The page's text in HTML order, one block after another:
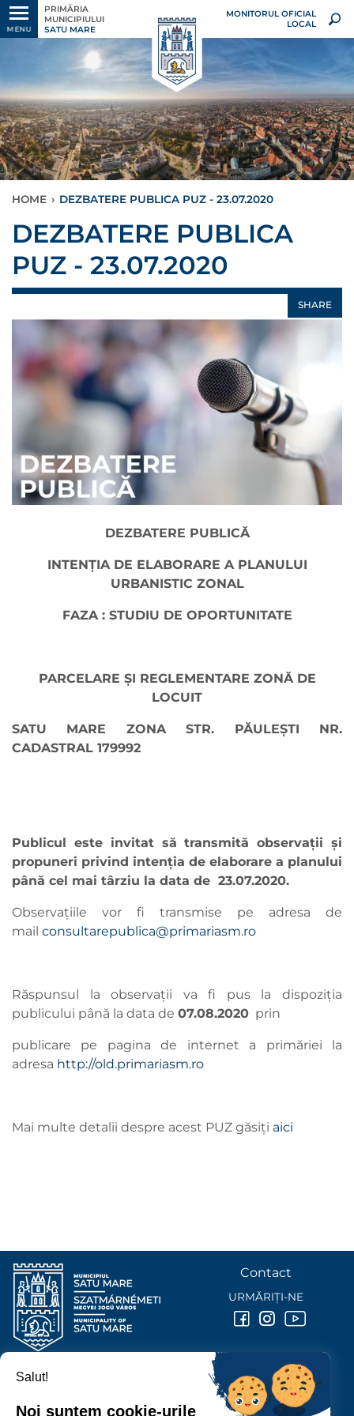
MENU
PRIMĂRIA
MUNICIPIULUI
SATU MARE
MONITORUL OFICIAL
LOCAL
HOME › DEZBATERE PUBLICA PUZ - 23.07.2020
DEZBATERE PUBLICA
PUZ - 23.07.2020
SHARE
DEZBATERE PUBLICĂ
INTENŢIA DE ELABORARE A PLANULUI
URBANISTIC ZONAL
FAZA : STUDIU DE OPORTUNITATE
PARCELARE ȘI REGLEMENTARE ZONĂ DE
LOCUIT
SATU MARE ZONA STR. PĂULEȘTI NR.
CADASTRAL 179992
Publicul este invitat să transmită observaţii şi
propuneri privind intenţia de elaborare a planului
până cel mai târziu la data de 23.07.2020.
Observaţiile vor fi transmise pe adresa de
mail consultarepublica@primariasm.ro
Răspunsul la observaţii va fi pus la dispoziţia
publicului până la data de 07.08.2020 prin
publicare pe pagina de internet a primăriei la
adresa http://old.primariasm.ro
Mai multe detalii despre acest PUZ găsiți aici
PRIMĂRIA MUNICIPIULUI
Contact
URMĂRIȚI-NE
Salut!
Noi suntem cookie-urile